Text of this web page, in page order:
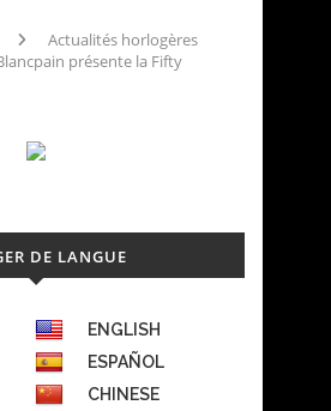
Actualités horlogères
présente la Fifty
DE LANGUE
ENGLISH
ESPAÑOL
CHINESE